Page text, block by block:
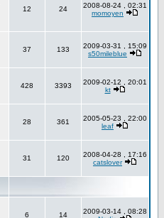
12 24
2008-08-24 , 02:31
momoyen
37 133
2009-03-31 , 15:09
s50mileblue
428 3393
2009-02-12 , 20:01
kt
28 361
2005-05-23 , 22:00
leaf
31 120
2008-04-28 , 17:16
catslover
6 14
2009-03-14 , 08:28